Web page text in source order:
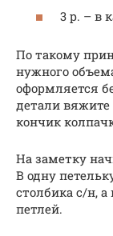
3 р. – в
По такому
нужного
оформляется
детали
кончик
На заметку
В одну
столбика с/н,
петлей.